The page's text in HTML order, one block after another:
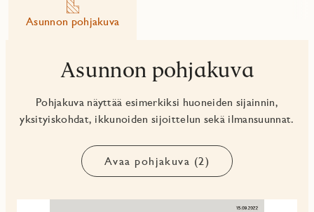
Asunnon pohjakuva
Asunnon pohjakuva
Pohjakuva näyttää esimerkiksi huoneiden sijainnin,
yksityiskohdat, ikkunoiden sijoittelun sekä ilmansuunnat.
Avaa pohjakuva (2)